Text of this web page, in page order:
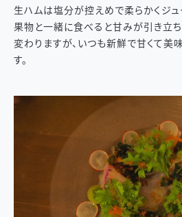
生ハムは塩分が控えめで柔らかくジ
果物と一緒に食べると甘みが引き立ち
変わりますが、いつも新鮮で甘くて美
す。